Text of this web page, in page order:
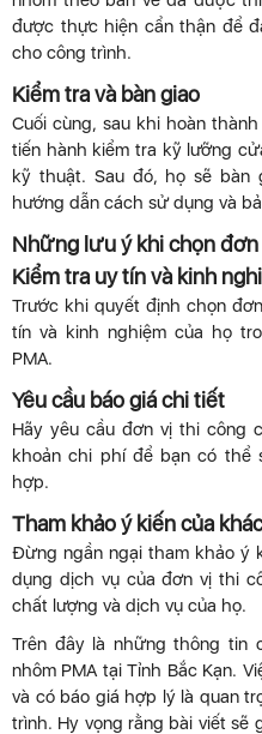
được thực hiện cẩn thận để
cho công trình.
Kiểm tra và bàn giao
Cuối cùng, sau khi hoàn
tiến hành kiểm tra kỹ lưỡng
kỹ thuật. Sau đó, họ sẽ bàn
hướng dẫn cách sử dụng và
Những lưu ý khi chọn
Kiểm tra uy tín và kinh
Trước khi quyết định chọn
tín và kinh nghiệm của họ
PMA.
Yêu cầu báo giá chi tiết
Hãy yêu cầu đơn vị thi công
khoản chi phí để bạn có thể
hợp.
Tham khảo ý kiến của
Đừng ngần ngại tham khảo ý
dụng dịch vụ của đơn vị thi
chất lượng và dịch vụ của họ.
Trên đây là những thông tin
nhôm PMA tại Tỉnh Bắc Kạn.
và có báo giá hợp lý là quan
trình. Hy vọng rằng bài viết sẽ